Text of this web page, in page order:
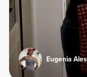
Eugenia Ales